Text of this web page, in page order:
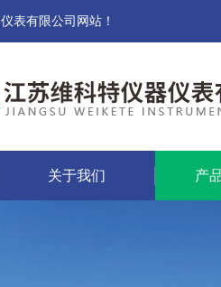
表有限公司网站！
关于我们 产